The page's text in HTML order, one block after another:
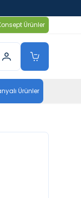
Ürünler
Ürünler